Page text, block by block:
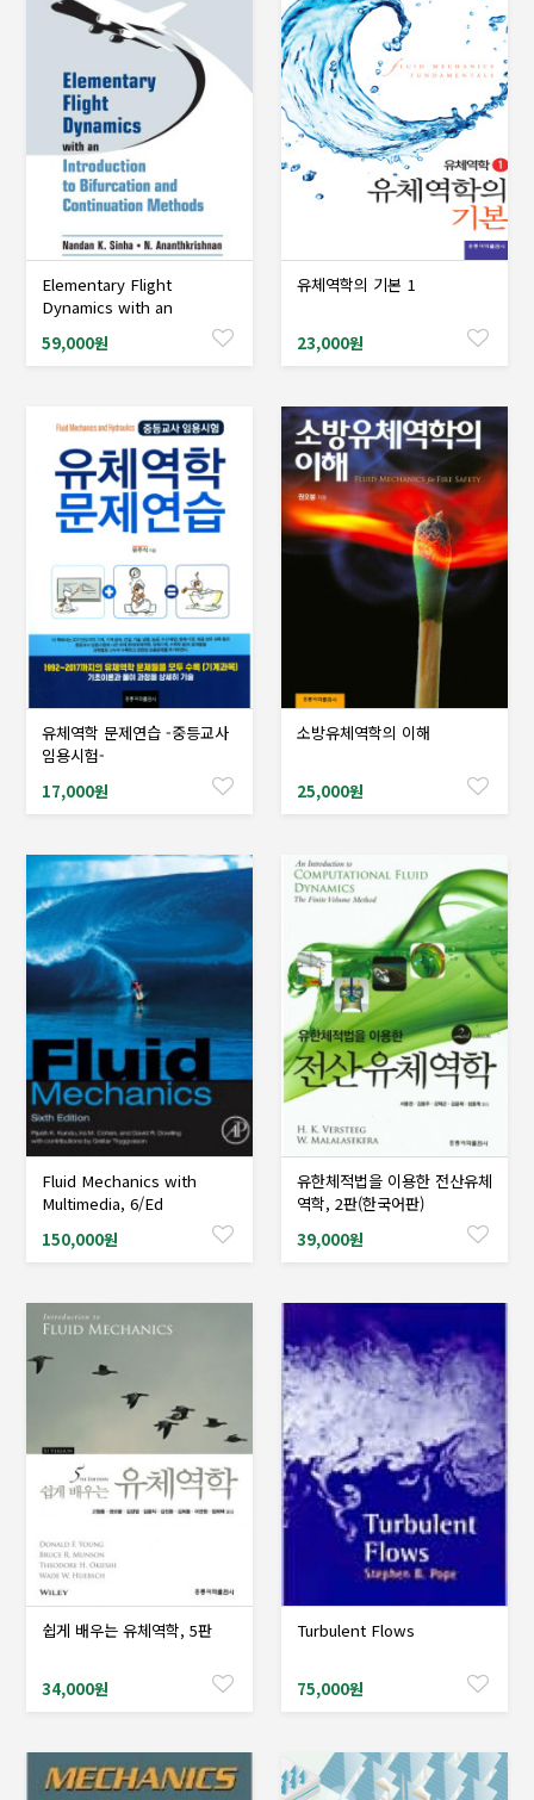
샘플도서신청
Elementary Flight
Dynamics with an
Bifurcation and
59,000원
샘플도서신청
유체역학의 기본 1
23,000원
샘플도서신청
유체역학 문제연습 -중등교사
임용시험-
17,000원
샘플도서신청
소방유체역학의 이해
25,000원
샘플도서신청
Fluid Mechanics with
Multimedia, 6/Ed
150,000원
샘플도서신청
유한체적법을 이용한 전산유체
역학, 2판(한국어판)
39,000원
샘플도서신청
쉽게 배우는 유체역학, 5판
34,000원
샘플도서신청
Turbulent Flows
75,000원